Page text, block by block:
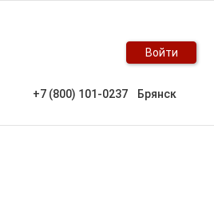
Войти
+7 (800) 101-0237 Брянск